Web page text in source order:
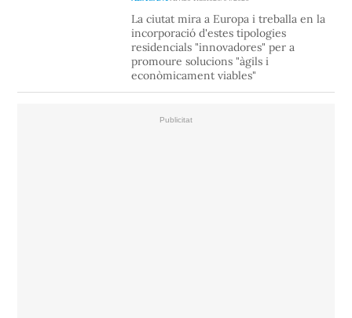
La ciutat mira a Europa i treballa en la
incorporació d'estes tipologies
residencials "innovadores" per a
promoure solucions "àgils i
econòmicament viables"